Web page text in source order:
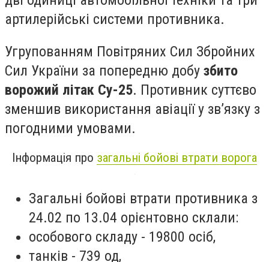
артилерійські системи противника.
Угрупованням Повітряних Сил Збройних
Сил України за попередню добу збито
ворожий літак Су-25. Противник суттєво
зменшив використання авіації у зв’язку з
погодними умовами.
Інформація про загальні бойові втрати ворога
Загальні бойові втрати противника з
24.02 по 13.04 орієнтовно склали:
особового складу - 19800 осіб,
танків - 739 од,